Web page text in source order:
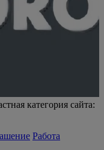
категория сайта:
Работа